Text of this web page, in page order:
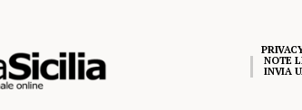
NOTE
INVIA